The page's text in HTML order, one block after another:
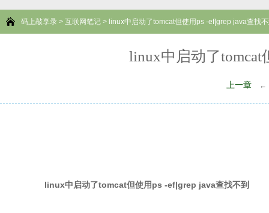
码上敲享录 > 互联网笔记 > linux中启动了tomcat但使用ps -ef|grep java查找
linux中启动了tomcat
上一章 ←
linux中启动了tomcat但使用ps -ef|grep java查找不到